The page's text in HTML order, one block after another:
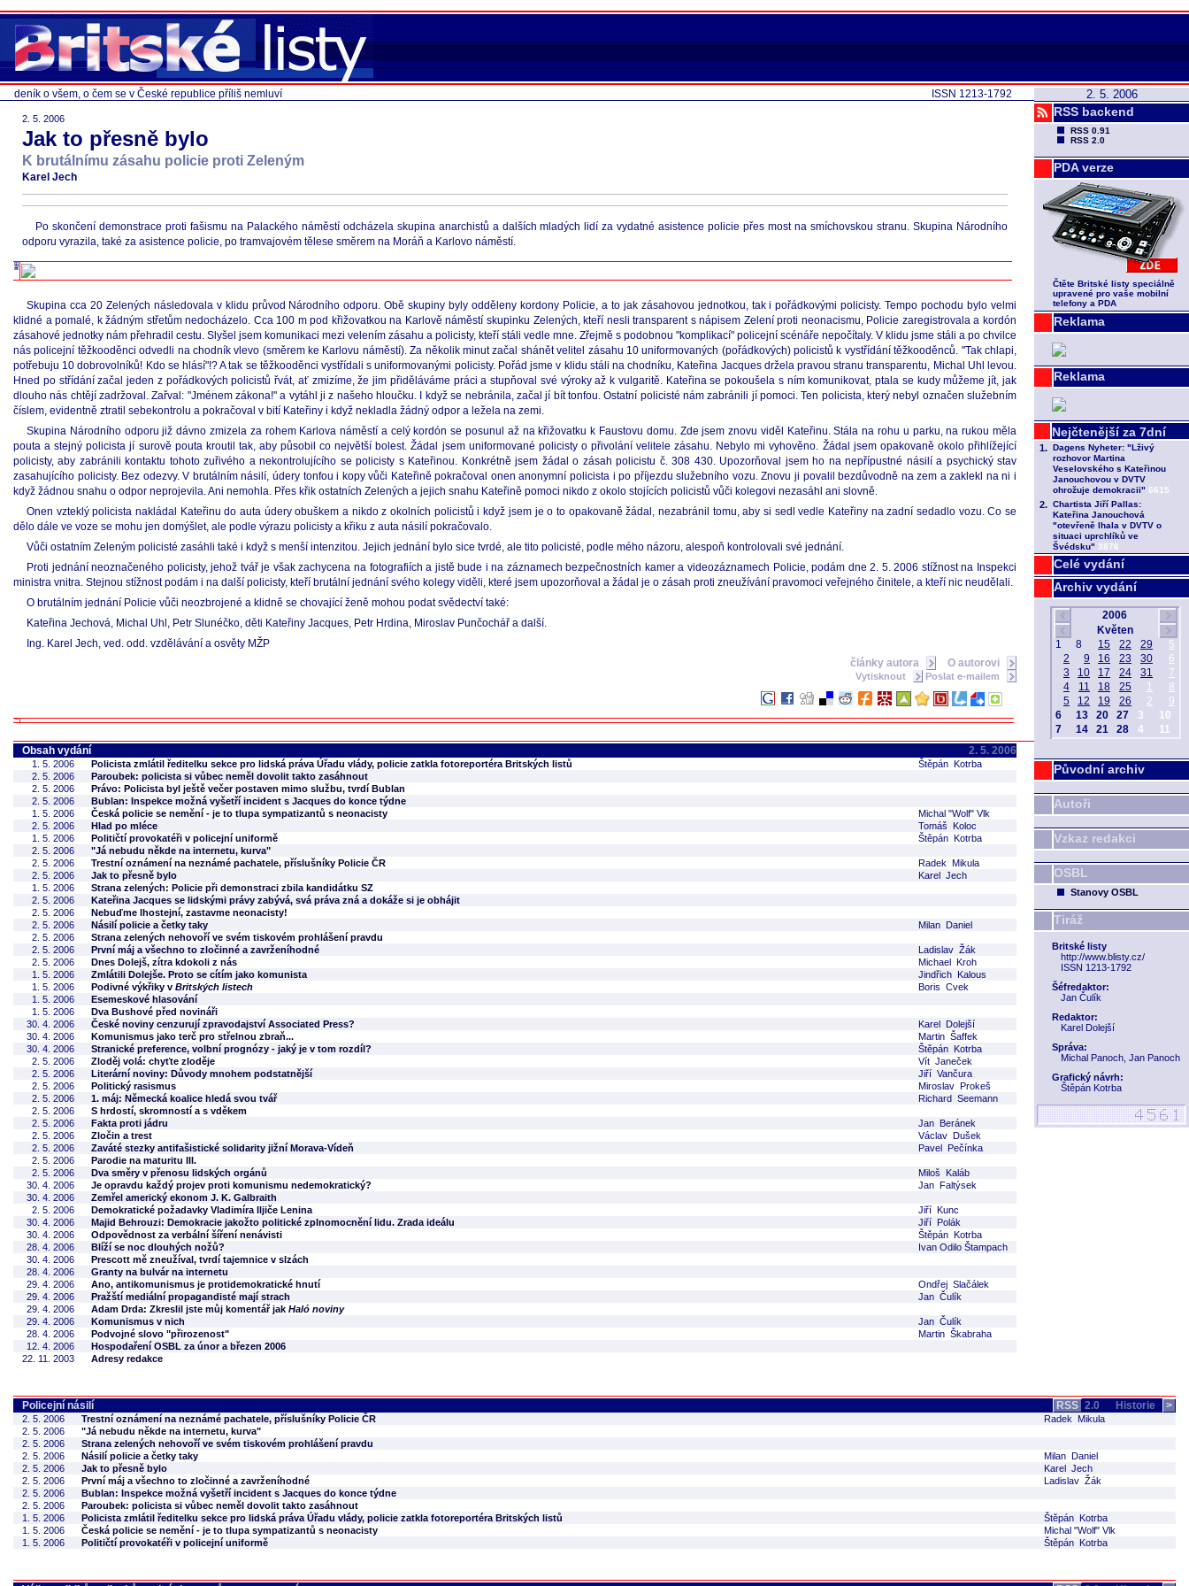
2. 5. 2006
RSS backend
RSS 0.91
RSS 2.0
PDA verze
Čtěte Britské listy speciálně
upravené pro vaše mobilní
telefony a PDA
Reklama
Reklama
Celé vydání
Archiv vydání
Původní archiv
Autoři
Vzkaz redakci
OSBL
Stanovy OSBL
Tiráž
Britské listy
http://www.blisty.cz/
ISSN 1213-1792
Šéfredaktor:
Jan Čulík
Redaktor:
Karel Dolejší
Správa:
Michal Panoch, Jan Panoch
Grafický návrh:
Štěpán Kotrba
ISSN 1213-1792
deník o všem, o čem se v České republice příliš nemluví
2. 5. 2006
Jak to přesně bylo
K brutálnímu zásahu policie proti Zeleným
Karel Jech
Po skončení demonstrace proti fašismu na Palackého náměstí odcházela skupina anarchistů a dalších mladých lidí za vydatné asistence policie přes most na smíchovskou stranu. Skupina Národního
odporu vyrazila, také za asistence policie, po tramvajovém tělese směrem na Moráň a Karlovo náměstí.
Skupina cca 20 Zelených následovala v klidu průvod Národního odporu. Obě skupiny byly odděleny kordony Policie, a to jak zásahovou jednotkou, tak i pořádkovými policisty. Tempo pochodu bylo velmi
klidné a pomalé, k žádným střetům nedocházelo. Cca 100 m pod křižovatkou na Karlově náměstí skupinku Zelených, kteří nesli transparent s nápisem Zelení proti neonacismu, Policie zaregistrovala a kordón
zásahové jednotky nám přehradil cestu. Slyšel jsem komunikaci mezi velením zásahu a policisty, kteří stáli vedle mne. Zřejmě s podobnou "komplikací" policejní scénáře nepočítaly. V klidu jsme stáli a po chvilce
nás policejní těžkooděnci odvedli na chodník vlevo (směrem ke Karlovu náměstí). Za několik minut začal shánět velitel zásahu 10 uniformovaných (pořádkových) policistů k vystřídání těžkooděnců. "Tak chlapi,
potřebuju 10 dobrovolníků! Kdo se hlásí"!? A tak se těžkooděnci vystřídali s uniformovanými policisty. Pořád jsme v klidu stáli na chodníku, Kateřina Jacques držela pravou stranu transparentu, Michal Uhl levou.
Hned po střídání začal jeden z pořádkových policistů řvát, ať zmizíme, že jim přiděláváme práci a stupňoval své výroky až k vulgaritě. Kateřina se pokoušela s ním komunikovat, ptala se kudy můžeme jít, jak
dlouho nás chtějí zadržoval. Zařval: "Jménem zákona!" a vytáhl ji z našeho hloučku. I když se nebránila, začal jí bít tonfou. Ostatní policisté nám zabránili jí pomoci. Ten policista, který nebyl označen služebním
číslem, evidentně ztratil sebekontrolu a pokračoval v bití Kateřiny i když nekladla žádný odpor a ležela na zemi.
Skupina Národního odporu již dávno zmizela za rohem Karlova náměstí a celý kordón se posunul až na křižovatku k Faustovu domu. Zde jsem znovu viděl Kateřinu. Stála na rohu u parku, na rukou měla
pouta a stejný policista jí surově pouta kroutil tak, aby působil co největší bolest. Žádal jsem uniformované policisty o přivolání velitele zásahu. Nebylo mi vyhověno. Žádal jsem opakovaně okolo přihlížející
policisty, aby zabránili kontaktu tohoto zuřivého a nekontrolujícího se policisty s Kateřinou. Konkrétně jsem žádal o zásah policistu č. 308 430. Upozorňoval jsem ho na nepřípustné násilí a psychický stav
zasahujícího policisty. Bez odezvy. V brutálním násilí, údery tonfou i kopy vůči Kateřině pokračoval onen anonymní policista i po příjezdu služebního vozu. Znovu ji povalil bezdůvodně na zem a zaklekl na ni i
když žádnou snahu o odpor neprojevila. Ani nemohla. Přes křik ostatních Zelených a jejich snahu Kateřině pomoci nikdo z okolo stojících policistů vůči kolegovi nezasáhl ani slovně.
Onen vzteklý policista nakládal Kateřinu do auta údery obuškem a nikdo z okolních policistů i když jsem je o to opakovaně žádal, nezabránil tomu, aby si sedl vedle Kateřiny na zadní sedadlo vozu. Co se
dělo dále ve voze se mohu jen domýšlet, ale podle výrazu policisty a křiku z auta násilí pokračovalo.
Vůči ostatním Zeleným policisté zasáhli také i když s menší intenzitou. Jejich jednání bylo sice tvrdé, ale tito policisté, podle mého názoru, alespoň kontrolovali své jednání.
Proti jednání neoznačeného policisty, jehož tvář je však zachycena na fotografiích a jistě bude i na záznamech bezpečnostních kamer a videozáznamech Policie, podám dne 2. 5. 2006 stížnost na Inspekci
ministra vnitra. Stejnou stížnost podám i na další policisty, kteří brutální jednání svého kolegy viděli, které jsem upozorňoval a žádal je o zásah proti zneužívání pravomoci veřejného činitele, a kteří nic neudělali.
O brutálním jednání Policie vůči neozbrojené a klidně se chovající ženě mohou podat svědectví také:
Kateřina Jechová, Michal Uhl, Petr Slunéčko, děti Kateřiny Jacques, Petr Hrdina, Miroslav Punčochář a další.
Ing. Karel Jech, ved. odd. vzdělávání a osvěty MŽP
články autora
O autorovi
Vytisknout Poslat e-mailem
Obsah vydání 2. 5. 2006
1. 5. 2006 Policista zmlátil ředitelku sekce pro lidská práva Úřadu vlády, policie zatkla fotoreportéra Britských listů
Štěpán Kotrba
2. 5. 2006
Paroubek: policista si vůbec neměl dovolit takto zasáhnout
2. 5. 2006
Právo: Policista byl ještě večer postaven mimo službu, tvrdí Bublan
2. 5. 2006
Bublan: Inspekce možná vyšetří incident s Jacques do konce týdne
1. 5. 2006
Česká policie se nemění - je to tlupa sympatizantů s neonacisty
Michal "Wolf" Vlk
2. 5. 2006
Hlad po mléce
Tomáš Koloc
1. 5. 2006
Političtí provokatéři v policejní uniformě
Štěpán Kotrba
2. 5. 2006
"Já nebudu někde na internetu, kurva"
2. 5. 2006
Trestní oznámení na neznámé pachatele, příslušníky Policie ČR
Radek Mikula
2. 5. 2006
Jak to přesně bylo
Karel Jech
1. 5. 2006
Strana zelených: Policie při demonstraci zbila kandidátku SZ
2. 5. 2006
Kateřina Jacques se lidskými právy zabývá, svá práva zná a dokáže si je obhájit
2. 5. 2006
Nebuďme lhostejní, zastavme neonacisty!
2. 5. 2006
Násilí policie a četky taky
Milan Daniel
2. 5. 2006
Strana zelených nehovoří ve svém tiskovém prohlášení pravdu
2. 5. 2006
První máj a všechno to zločinné a zavrženíhodné
Ladislav Žák
2. 5. 2006
Dnes Dolejš, zítra kdokoli z nás
Michael Kroh
1. 5. 2006
Zmlátili Dolejše. Proto se cítím jako komunista
Jindřich Kalous
1. 5. 2006
Podivné výkřiky v Britských listech
Boris Cvek
1. 5. 2006
Esemeskové hlasování
1. 5. 2006
Dva Bushové před novináři
30. 4. 2006
České noviny cenzurují zpravodajství Associated Press?
Karel Dolejší
30. 4. 2006
Komunismus jako terč pro střelnou zbraň...
Martin Šaffek
30. 4. 2006
Stranické preference, volbní prognózy - jaký je v tom rozdíl?
Štěpán Kotrba
2. 5. 2006
Zloděj volá: chyťte zloděje
Vít Janeček
2. 5. 2006
Literární noviny: Důvody mnohem podstatnější
Jiří Vančura
2. 5. 2006
Politický rasismus
Miroslav Prokeš
2. 5. 2006
1. máj: Německá koalice hledá svou tvář
Richard Seemann
2. 5. 2006
S hrdostí, skromností a s vděkem
2. 5. 2006
Fakta proti jádru
Jan Beránek
2. 5. 2006
Zločin a trest
Václav Dušek
2. 5. 2006
Zaváté stezky antifašistické solidarity jižní Morava-Vídeň
Pavel Pečínka
2. 5. 2006
Parodie na maturitu III.
2. 5. 2006
Dva směry v přenosu lidských orgánů
Miloš Kaláb
30. 4. 2006
Je opravdu každý projev proti komunismu nedemokratický?
Jan Faltýsek
30. 4. 2006
Zemřel americký ekonom J. K. Galbraith
2. 5. 2006
Demokratické požadavky Vladimíra Iljiče Lenina
Jiří Kunc
30. 4. 2006
Majid Behrouzi: Demokracie jakožto politické zplnomocnění lidu. Zrada ideálu
Jiří Polák
30. 4. 2006
Odpovědnost za verbální šíření nenávisti
Štěpán Kotrba
28. 4. 2006
Blíží se noc dlouhých nožů?
Ivan Odilo Štampach
30. 4. 2006
Prescott mě zneužíval, tvrdí tajemnice v slzách
28. 4. 2006
Granty na bulvár na internetu
29. 4. 2006
Ano, antikomunismus je protidemokratické hnutí
Ondřej Slačálek
29. 4. 2006
Pražští mediální propagandisté mají strach
Jan Čulík
29. 4. 2006
Adam Drda: Zkreslil jste můj komentář jak Haló noviny
29. 4. 2006
Komunismus v nich
Jan Čulík
28. 4. 2006
Podvojné slovo "přirozenost"
Martin Škabraha
12. 4. 2006
Hospodaření OSBL za únor a březen 2006
22. 11. 2003
Adresy redakce
Policejní násilí RSS 2.0 Historie >
2. 5. 2006 Trestní oznámení na neznámé pachatele, příslušníky Policie ČR
Radek Mikula
2. 5. 2006
"Já nebudu někde na internetu, kurva"
2. 5. 2006
Strana zelených nehovoří ve svém tiskovém prohlášení pravdu
2. 5. 2006
Násilí policie a četky taky
Milan Daniel
2. 5. 2006
Jak to přesně bylo
Karel Jech
2. 5. 2006
První máj a všechno to zločinné a zavrženíhodné
Ladislav Žák
2. 5. 2006
Bublan: Inspekce možná vyšetří incident s Jacques do konce týdne
2. 5. 2006
Paroubek: policista si vůbec neměl dovolit takto zasáhnout
1. 5. 2006
Policista zmlátil ředitelku sekce pro lidská práva Úřadu vlády, policie zatkla fotoreportéra Britských listů
Štěpán Kotrba
1. 5. 2006
Česká policie se nemění - je to tlupa sympatizantů s neonacisty
Michal "Wolf" Vlk
1. 5. 2006
Političtí provokatéři v policejní uniformě Štěpán Kotrba